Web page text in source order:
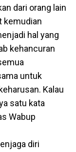
dari orang lain
kemudian
hal yang
kehancuran
untuk
Kalau
satu kata
Wabup
diri